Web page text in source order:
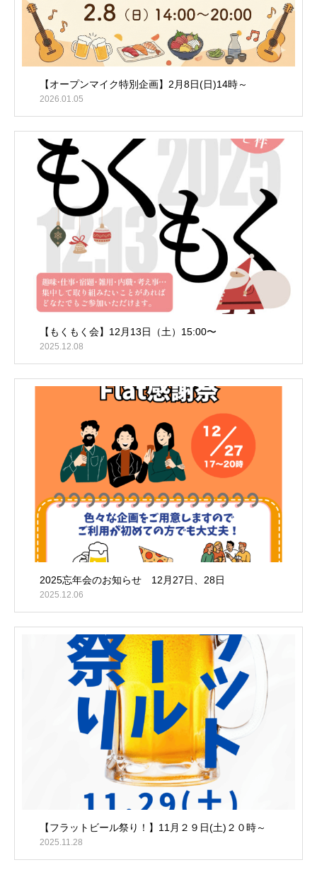
【オープンマイク特別企画】2月8日(日)14時～
2026.01.05
【もくもく会】12月13日（土）15:00〜
2025.12.08
2025忘年会のお知らせ 12月27日、28日
2025.12.06
【フラットビール祭り！】11月２９日(土)２０時～
2025.11.28